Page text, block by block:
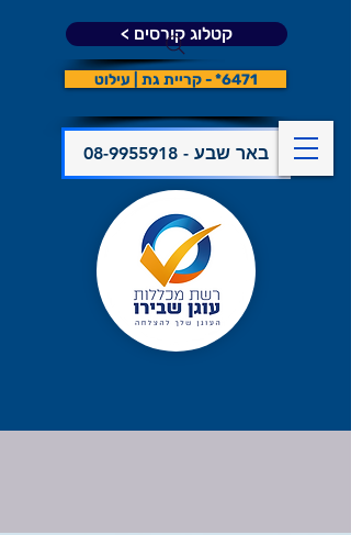
קטלוג קורסים >
6471* - קריית גת | עילוט
08-9955918 - באר שבע